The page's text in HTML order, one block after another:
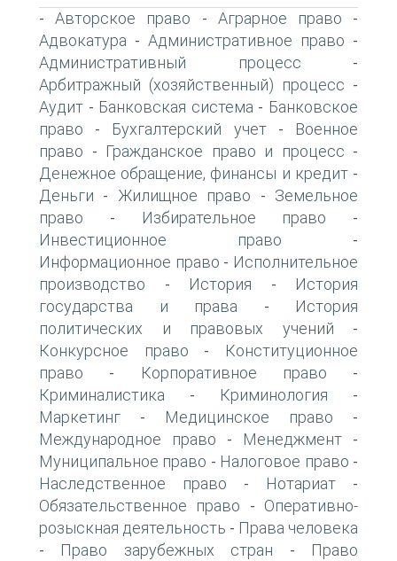
-Авторское право - Аграрное право -
Адвокатура - Административное право -
Административный процесс -
Арбитражный (хозяйственный) процесс -
Аудит - Банковская система - Банковское
право - Бухгалтерский учет-
Военное
право - Гражданское право и процесс -
Денежное обращение, финансы и кредит-
Деньги - Жилищное право - Земельное
право - Избирательное право -
Инвестиционное право -
Информационное право - Исполнительное
производство - История -
История
государства и права -
История
политических и правовых учений -
Конкурсное право -
Конституционное
право - Корпоративное право -
Криминалистика - Криминология -
Маркетинг - Медицинское право -
Международное право - Менеджмент -
Муниципальное право - Налоговое право -
Наследственное право - Нотариат -
Обязательственное право - Оперативно-
розыскная деятельность - Права человека
- Право зарубежных стран -
Право